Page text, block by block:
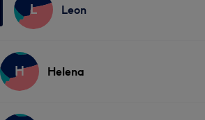
L Leon
H Helena